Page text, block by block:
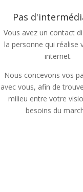
Pas
Vous avez un contact
la personne qui réalise
internet.
Nous concevons vos
avec vous, afin de
milieu entre votre
besoins du